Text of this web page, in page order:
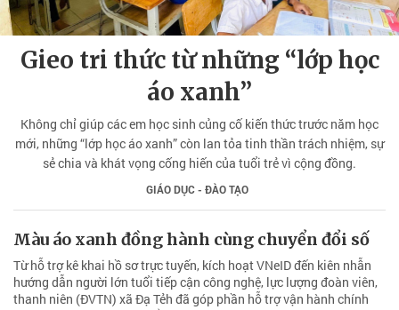
Gieo tri thức từ những “lớp học
áo xanh”
Không chỉ giúp các em học sinh củng cố kiến thức trước năm học
mới, những “lớp học áo xanh” còn lan tỏa tinh thần trách nhiệm, sự
sẻ chia và khát vọng cống hiến của tuổi trẻ vì cộng đồng.
GIÁO DỤC - ĐÀO TẠO
Màu áo xanh đồng hành cùng chuyển đổi số
Từ hỗ trợ kê khai hồ sơ trực tuyến, kích hoạt VNeID đến kiên nhẫn
hướng dẫn người lớn tuổi tiếp cận công nghệ, lực lượng đoàn viên,
thanh niên (ĐVTN) xã Đạ Tẻh đã góp phần hỗ trợ vận hành chính